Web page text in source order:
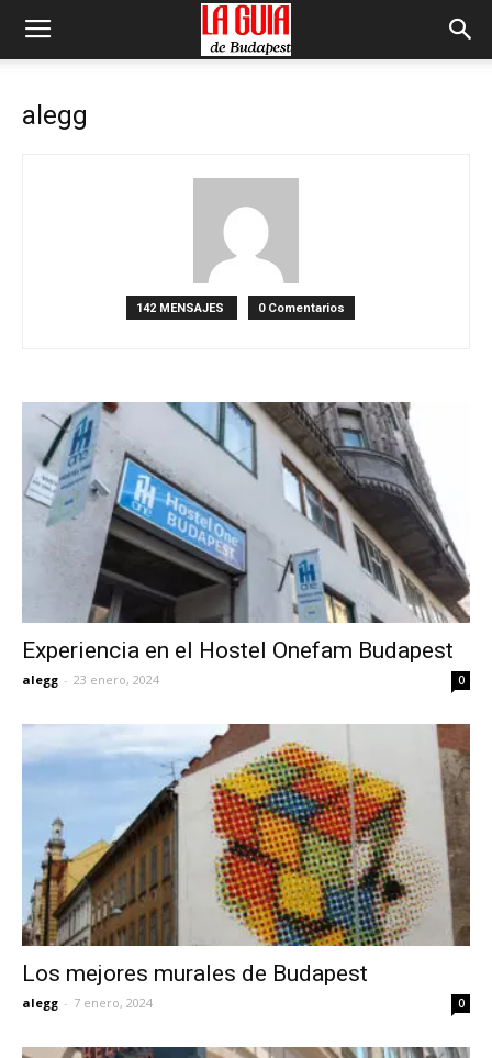
alegg
142 MENSAJES 0 Comentarios
Experiencia en el Hostel Onefam Budapest
alegg - 23 enero, 2024 0
Los mejores murales de Budapest
alegg - 7 enero, 2024 0